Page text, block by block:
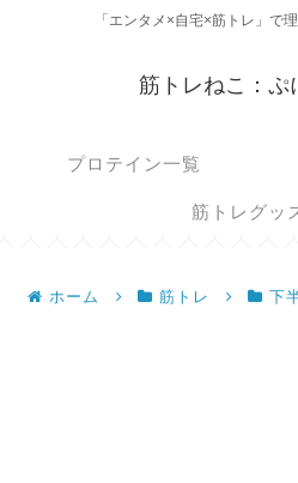
「エンタメ×自宅×筋トレ」で
筋トレねこ：ぷ
プロテイン一覧
筋トレグッ
ホーム 筋トレ 下